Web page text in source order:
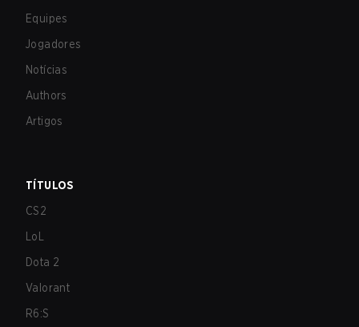
Equipes
Jogadores
Notícias
Authors
Artigos
TÍTULOS
CS2
LoL
Dota 2
Valorant
R6:S